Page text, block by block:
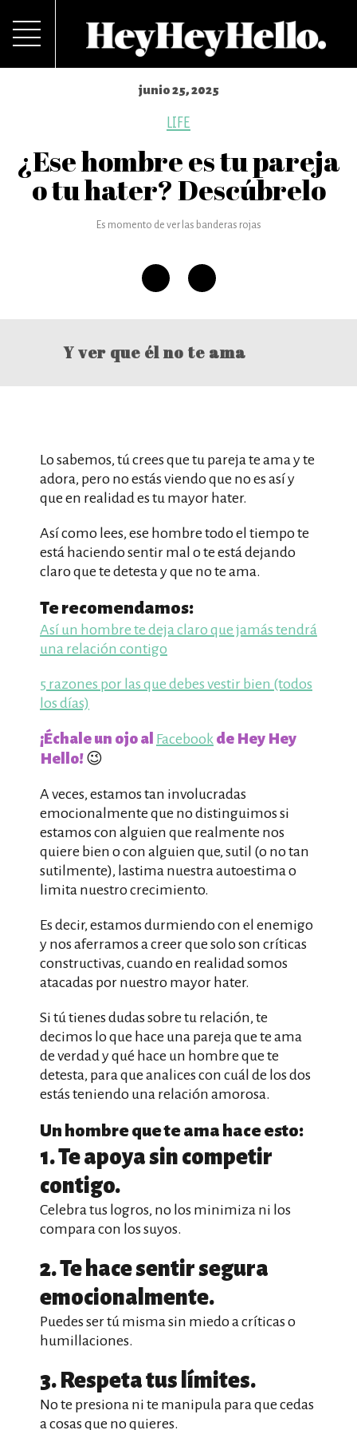
junio 25, 2025
LIFE
¿Ese hombre es tu pareja
o tu hater? Descúbrelo
Es momento de ver las banderas rojas
Y ver que él no te ama
Lo sabemos, tú crees que tu pareja te ama y te
adora, pero no estás viendo que no es así y
que en realidad es tu mayor hater.
Así como lees, ese hombre todo el tiempo te
está haciendo sentir mal o te está dejando
claro que te detesta y que no te ama.
Te recomendamos:
Así un hombre te deja claro que jamás tendrá
una relación contigo
5 razones por las que debes vestir bien (todos
los días)
¡Échale un ojo al Facebook de Hey Hey
Hello! 😉
A veces, estamos tan involucradas
emocionalmente que no distinguimos si
estamos con alguien que realmente nos
quiere bien o con alguien que, sutil (o no tan
sutilmente), lastima nuestra autoestima o
limita nuestro crecimiento.
Es decir, estamos durmiendo con el enemigo
y nos aferramos a creer que solo son críticas
constructivas, cuando en realidad somos
atacadas por nuestro mayor hater.
Si tú tienes dudas sobre tu relación, te
decimos lo que hace una pareja que te ama
de verdad y qué hace un hombre que te
detesta, para que analices con cuál de los dos
estás teniendo una relación amorosa.
Un hombre que te ama hace esto:
1. Te apoya sin competir
contigo.
Celebra tus logros, no los minimiza ni los
compara con los suyos.
2. Te hace sentir segura
emocionalmente.
Puedes ser tú misma sin miedo a críticas o
humillaciones.
3. Respeta tus límites.
No te presiona ni te manipula para que cedas
a cosas que no quieres.